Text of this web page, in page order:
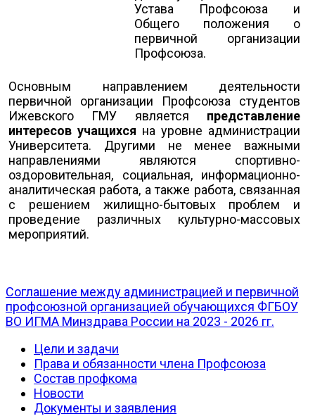
Устава Профсоюза и
Общего положения о
первичной организации
Профсоюза.
Основным направлением деятельности
первичной организации Профсоюза студентов
Ижевского ГМУ является представление
интересов учащихся на уровне администрации
Университета. Другими не менее важными
направлениями являются спортивно-
оздоровительная, социальная, информационно-
аналитическая работа, а также работа, связанная
с решением жилищно-бытовых проблем и
проведение различных культурно-массовых
мероприятий.
Соглашение между администрацией и первичной
профсоюзной организацией обучающихся ФГБОУ
ВО ИГМА Минздрава России на 2023 - 2026 гг.
Цели и задачи
Права и обязанности члена Профсоюза
Состав профкома
Новости
Документы и заявления